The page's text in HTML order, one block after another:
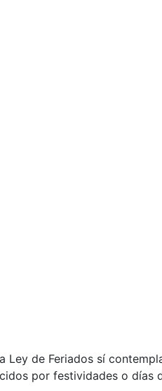
Ley de Feriados sí
por festividades o días